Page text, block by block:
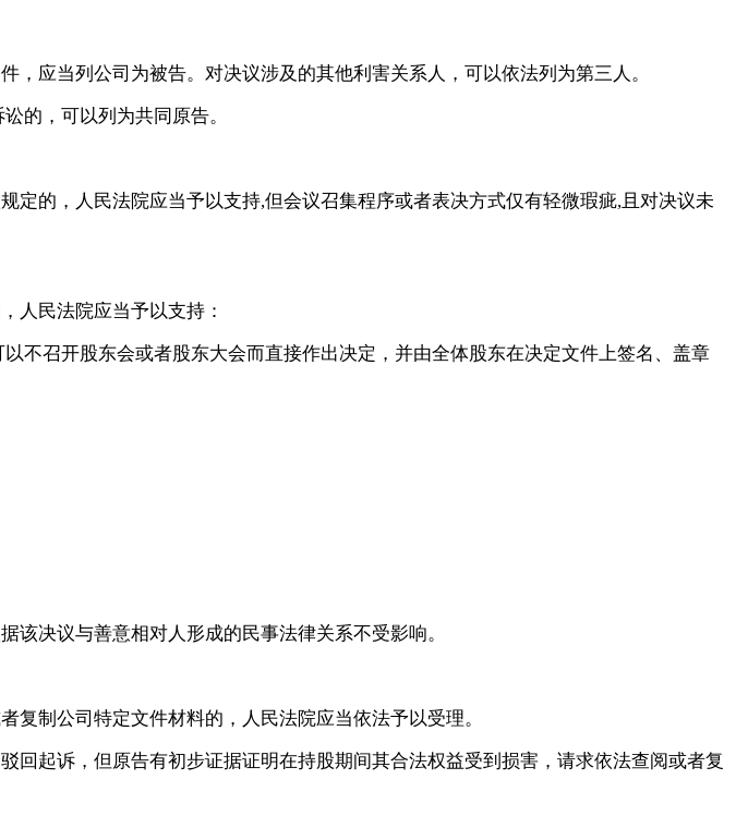
应当列公司为被告。对决议涉及的其他利害关系人，可以依法列为第三人。
的，可以列为共同原告。
定的，人民法院应当予以支持,但会议召集程序或者表决方式仅有轻微瑕疵,且对决议未
人民法院应当予以支持：
不召开股东会或者股东大会而直接作出决定，并由全体股东在决定文件上签名、盖章
该决议与善意相对人形成的民事法律关系不受影响。
制公司特定文件材料的，人民法院应当依法予以受理。
起诉，但原告有初步证据证明在持股期间其合法权益受到损害，请求依法查阅或者复